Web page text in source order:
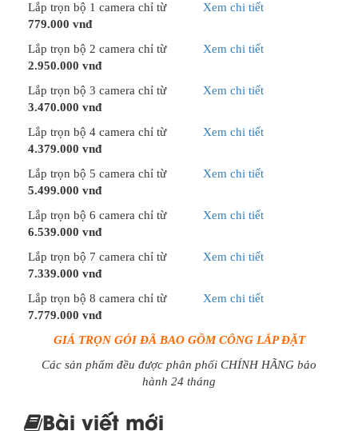
Lắp trọn bộ 1 camera chỉ từ
779.000 vnđ
Xem chi tiết
Lắp trọn bộ 2 camera chỉ từ
2.950.000 vnđ
Xem chi tiết
Lắp trọn bộ 3 camera chỉ từ
3.470.000 vnđ
Xem chi tiết
Lắp trọn bộ 4 camera chỉ từ
4.379.000 vnđ
Xem chi tiết
Lắp trọn bộ 5 camera chỉ từ
5.499.000 vnđ
Xem chi tiết
Lắp trọn bộ 6 camera chỉ từ
6.539.000 vnđ
Xem chi tiết
Lắp trọn bộ 7 camera chỉ từ
7.339.000 vnđ
Xem chi tiết
Lắp trọn bộ 8 camera chỉ từ
7.779.000 vnđ
Xem chi tiết
GIÁ TRỌN GÓI ĐÃ BAO GỒM CÔNG LẮP ĐẶT
Các sản phẩm đều được phân phối CHÍNH HÃNG bảo
hành 24 tháng
Bài viết mới